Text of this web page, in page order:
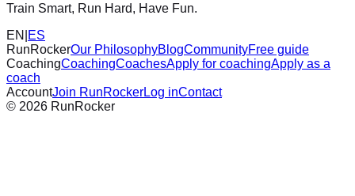
Train Smart, Run Hard, Have Fun.
EN ES
RunRockerOur PhilosophyBlogCommunityFree guide
CoachingCoachingCoachesApply for coachingApply as a
coach
AccountJoin RunRockerLog inContact
© 2026 RunRocker